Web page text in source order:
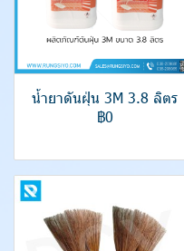
น้ำยาดันฝุ่น 3M 3.8 ลิตร
฿0